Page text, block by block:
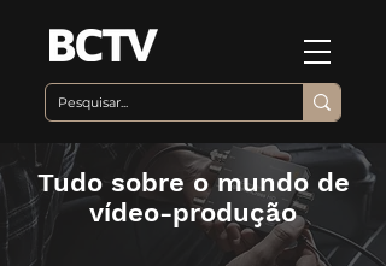
Tudo sobre o mundo de
vídeo-produção